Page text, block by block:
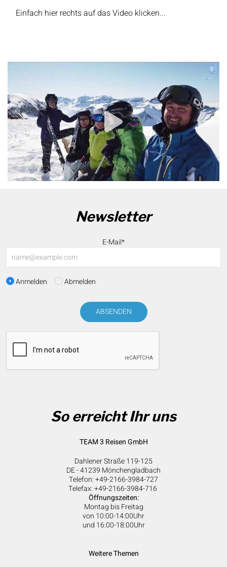
Einfach hier rechts auf das Video klicken...
Newsletter
E-Mail*
Anmelden Abmelden
ABSENDEN
So erreicht Ihr uns
TEAM 3 Reisen GmbH
Dahlener Straße 119-125
DE - 41239 Mönchengladbach
Telefon: +49-2166-3984-727
Telefax: +49-2166-3984-716
Öffnungszeiten:
Montag bis Freitag
von 10:00-14:00Uhr
und 16:00-18:00Uhr
Weitere Themen